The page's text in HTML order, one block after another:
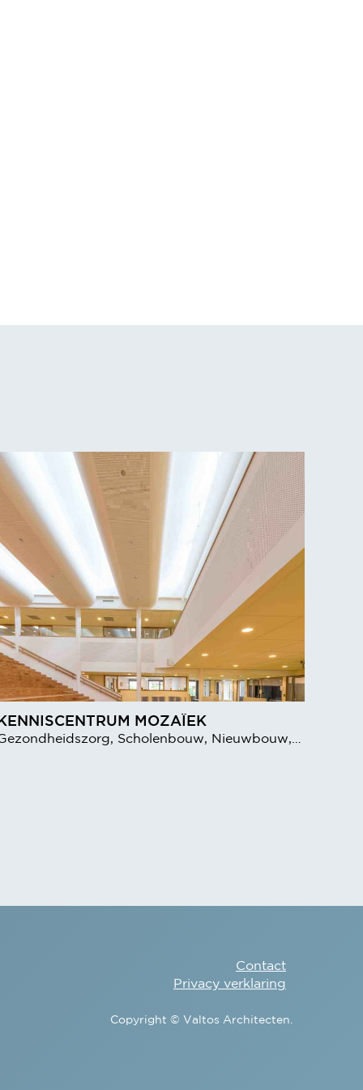
KENNISCENTRUM MOZAÏEK
Contact
Privacy verklaring
Copyright © Valtos Architecten.